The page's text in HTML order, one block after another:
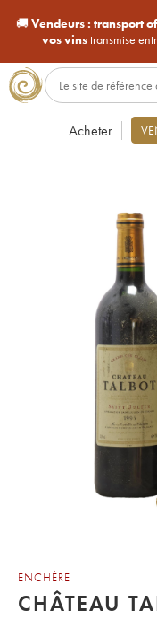
🚚Vendeurs : transport
vos vinstransmise
Acheter
ENCHÈRE
CHÂTEAU